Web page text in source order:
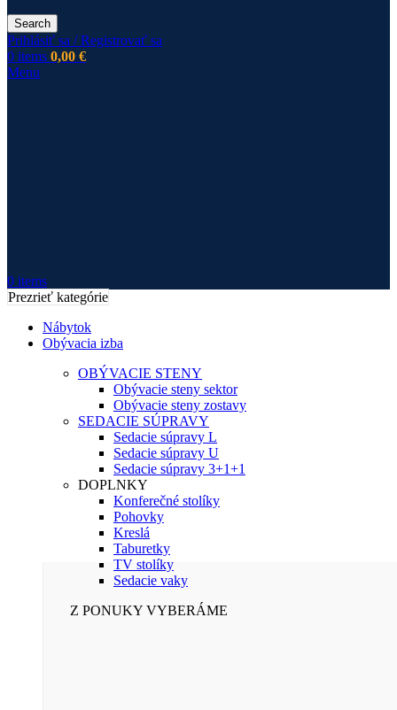
Search
Prihlásiť sa / Registrovať sa
0 items 0,00 €
Menu
0 items
Prezrieť kategórie
Nábytok
Obývacia izba
OBÝVACIE STENY
Obývacie steny sektor
Obývacie steny zostavy
SEDACIE SÚPRAVY
Sedacie súpravy L
Sedacie súpravy U
Sedacie súpravy 3+1+1
DOPLNKY
Konferečné stolíky
Pohovky
Kreslá
Taburetky
TV stolíky
Sedacie vaky
Z PONUKY VYBERÁME